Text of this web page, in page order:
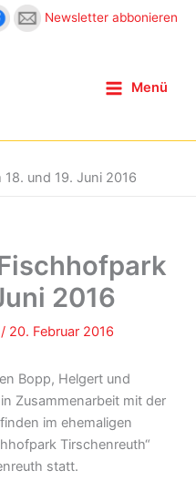
Newsletter abbonieren
Menü
und 19. Juni 2016
2016
/ 20. Februar 2016
Bopp, Helgert und
Zusammenarbeit mit der
im ehemaligen
Tirschenreuth“
statt.